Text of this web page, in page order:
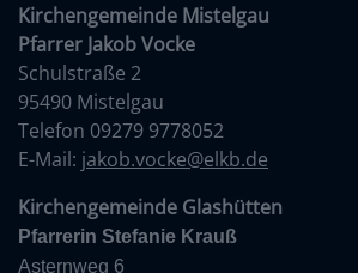
Kirchengemeinde Mistelgau
Pfarrer Jakob Vocke
Schulstraße 2
95490 Mistelgau
Telefon 09279 9778052
E-Mail: jakob.vocke@elkb.de
Kirchengemeinde Glashütten
Pfarrerin Stefanie Krauß
Asternweg 6